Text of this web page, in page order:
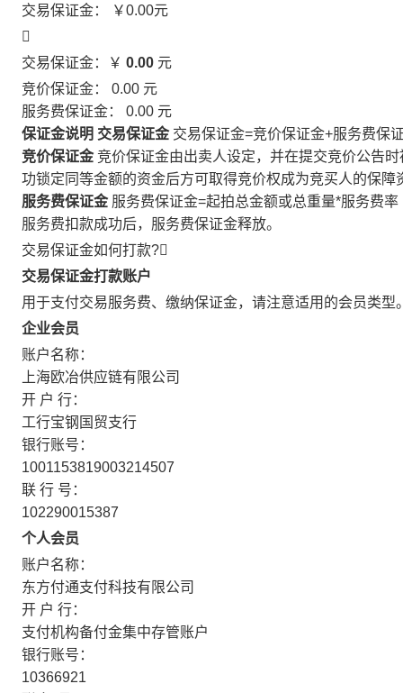
交易保证金：
￥0.00元

交易保证金：￥ 0.00 元
竞价保证金： 0.00 元
服务费保证金： 0.00 元
保证金说明 交易保证金 交易保证金=竞价保证金+服务费保
竞价保证金 竞价保证金由出卖人设定，并在提交竞价公告
功锁定同等金额的资金后方可取得竞价权成为竞买人的保障
服务费保证金 服务费保证金=起拍总金额或总重量*服务费率
服务费扣款成功后，服务费保证金释放。
交易保证金如何打款?
交易保证金打款账户
用于支付交易服务费、缴纳保证金，请注意适用的会员类型
企业会员
账户名称：
上海欧冶供应链有限公司
开 户 行：
工行宝钢国贸支行
银行账号：
1001153819003214507
联 行 号：
102290015387
个人会员
账户名称：
东方付通支付科技有限公司
开 户 行：
支付机构备付金集中存管账户
银行账号：
10366921